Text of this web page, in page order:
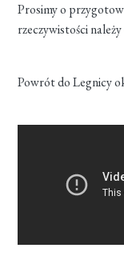
Prosimy o
rzeczywistości
Powrót do Legnicy